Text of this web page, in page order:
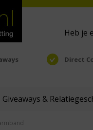
Heb je
Direct
Giveaways &